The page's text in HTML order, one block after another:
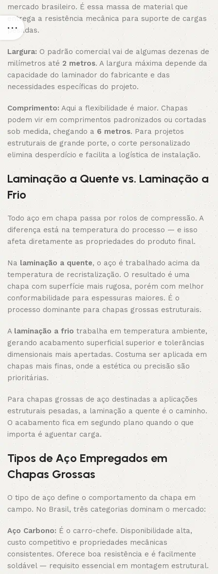
mercado brasileiro. É essa massa de material que
entrega a resistência mecânica para suporte de cargas
pesadas.
Largura: O padrão comercial vai de algumas dezenas de
milímetros até 2 metros. A largura máxima depende da
capacidade do laminador do fabricante e das
necessidades específicas do projeto.
Comprimento: Aqui a flexibilidade é maior. Chapas
podem vir em comprimentos padronizados ou cortadas
sob medida, chegando a 6 metros. Para projetos
estruturais de grande porte, o corte personalizado
elimina desperdício e facilita a logística de instalação.
Laminação a Quente vs. Laminação a
Frio
Todo aço em chapa passa por rolos de compressão. A
diferença está na temperatura do processo — e isso
afeta diretamente as propriedades do produto final.
Na laminação a quente, o aço é trabalhado acima da
temperatura de recristalização. O resultado é uma
chapa com superfície mais rugosa, porém com melhor
conformabilidade para espessuras maiores. É o
processo dominante para chapas grossas estruturais.
Alaminação a friotrabalha em temperatura ambiente,
gerando acabamento superficial superior e tolerâncias
dimensionais mais apertadas. Costuma ser aplicada em
chapas mais finas, onde a estética ou precisão são
prioritárias.
Para chapas grossas de aço destinadas a aplicações
estruturais pesadas, a laminação a quente é o caminho.
O acabamento fica em segundo plano quando o que
importa é aguentar carga.
Tipos de Aço Empregados em
Chapas Grossas
O tipo de aço define o comportamento da chapa em
campo. No Brasil, três categorias dominam o mercado:
Aço Carbono: É o carro-chefe. Disponibilidade alta,
custo competitivo e propriedades mecânicas
consistentes. Oferece boa resistência e é facilmente
soldável — requisito essencial em montagem estrutural.